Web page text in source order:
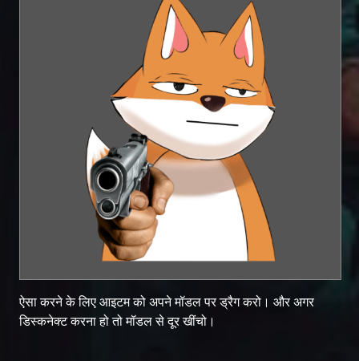
ऐसा करने के लिए आइटम को अपने मॉडल पर ड्रैग करो। और अगर
डिस्कनेक्ट करना हो तो मॉडल से दूर खींचो।